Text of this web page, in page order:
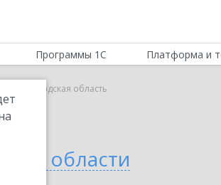
Программы 1С Платформа и
Белгородская область
области